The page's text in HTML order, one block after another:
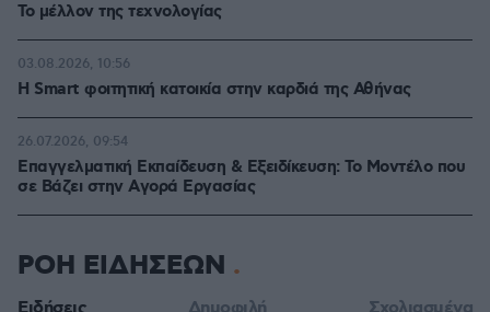
Το μέλλον της τεχνολογίας
Η Smart φοιτητική κατοικία στην καρδιά της Αθήνας
03.08.2026, 10:56
Επαγγελματική Εκπαίδευση & Εξειδίκευση: Το Mοντέλο που
σε Bάζει στην Aγορά Eργασίας
26.07.2026, 09:54
ΡΟΗ ΕΙΔΗΣΕΩΝ